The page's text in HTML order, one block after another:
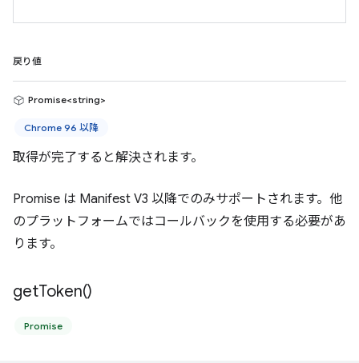
戻り値
Promise<string>
Chrome 96 以降
取得が完了すると解決されます。
Promise は Manifest V3 以降でのみサポートされます。他
のプラットフォームではコールバックを使用する必要があ
ります。
getToken()
Promise